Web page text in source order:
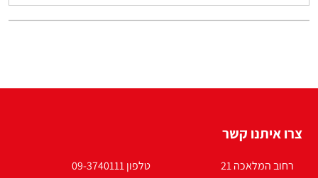
צרו איתנו קשר
רחוב המלאכה 21
טלפון 09-3740111